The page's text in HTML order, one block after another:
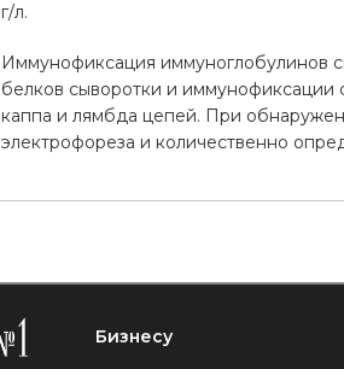
г/л.
Иммунофиксация иммуноглобулинов
белков сыворотки и иммунофиксации
каппа и лямбда цепей. При
электрофореза и количественно
Бизнесу